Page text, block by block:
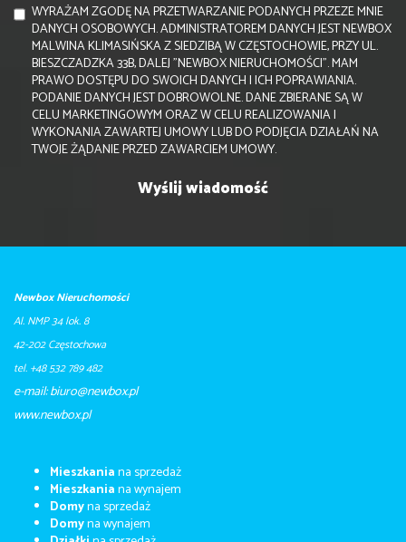
WYRAŻAM ZGODĘ NA PRZETWARZANIE PODANYCH PRZEZE MNIE
DANYCH OSOBOWYCH. ADMINISTRATOREM DANYCH JEST NEWBOX
MALWINA KLIMASIŃSKA Z SIEDZIBĄ W CZĘSTOCHOWIE, PRZY UL.
BIESZCZADZKA 33B, DALEJ "NEWBOX NIERUCHOMOŚCI". MAM
PRAWO DOSTĘPU DO SWOICH DANYCH I ICH POPRAWIANIA.
PODANIE DANYCH JEST DOBROWOLNE. DANE ZBIERANE SĄ W
CELU MARKETINGOWYM ORAZ W CELU REALIZOWANIA I
WYKONANIA ZAWARTEJ UMOWY LUB DO PODJĘCIA DZIAŁAŃ NA
TWOJE ŻĄDANIE PRZED ZAWARCIEM UMOWY.
Newbox Nieruchomości
Al. NMP 34 lok. 8
42-202 Częstochowa
tel. +48 532 789 482
e-mail: biuro@newbox.pl
​​​​​www.newbox.pl
Mieszkaniana sprzedaż
Mieszkaniana wynajem
Domyna sprzedaż
Domyna wynajem